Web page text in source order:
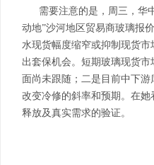
需要注意的是，周三，华
动地”沙河地区贸易商玻璃报
水现货幅度缩窄或抑制现货
出套保机会。短期玻璃现货
面尚未跟随；二是目前中下
改变冷修的斜率和预期。在
释放及真实需求的验证。